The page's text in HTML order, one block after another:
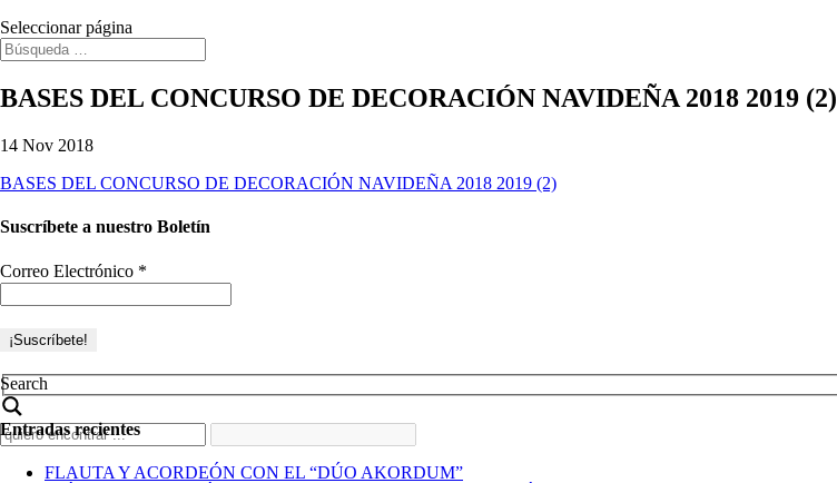
Seleccionar página
BASES DEL CONCURSO DE DECORACIÓN NAVIDEÑA 2018 2019 (2)
14 Nov 2018
BASES DEL CONCURSO DE DECORACIÓN NAVIDEÑA 2018 2019 (2)
Suscríbete a nuestro Boletín
Correo Electrónico *
Search
Entradas recientes
FLAUTA Y ACORDEÓN CON EL “DÚO AKORDUM”